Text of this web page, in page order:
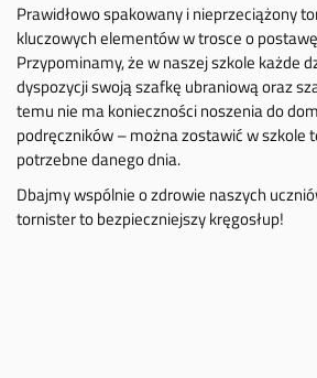
Prawidłowo spakowany i nieprzeciążony
kluczowych elementów w trosce o
Przypominamy, że w naszej szkole każde
dyspozycji swoją szafkę ubraniową oraz
temu nie ma konieczności noszenia do
podręczników – można zostawić w szkole
potrzebne danego dnia.
Dbajmy wspólnie o zdrowie naszych
tornister to bezpieczniejszy kręgosłup!